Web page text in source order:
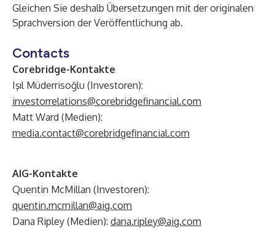
Gleichen Sie deshalb Übersetzungen mit der originalen
Sprachversion der Veröffentlichung ab.
Contacts
Corebridge-Kontakte
Işıl Müderrisoğlu (Investoren):
investorrelations@corebridgefinancial.com
Matt Ward (Medien):
media.contact@corebridgefinancial.com
AIG-Kontakte
Quentin McMillan (Investoren):
quentin.mcmillan@aig.com
Dana Ripley (Medien): dana.ripley@aig.com